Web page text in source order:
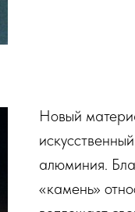
Новый
алюминия.
«камень»